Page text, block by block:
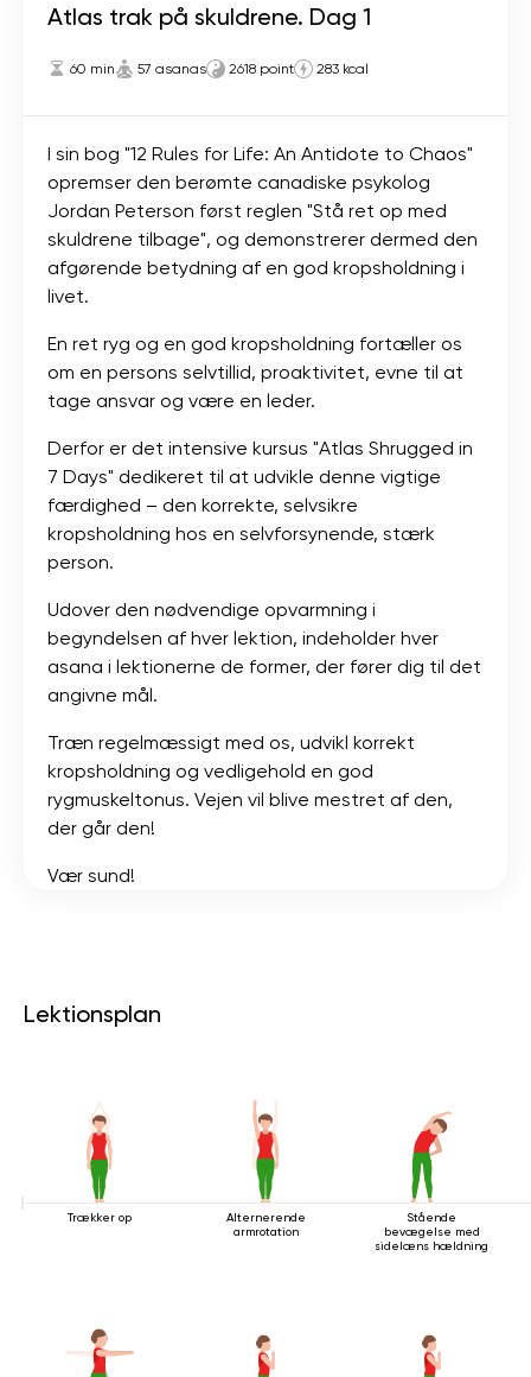
Atlas trak på skuldrene. Dag 1
60 min 57 asanas 2618 point 283 kcal
I sin bog "12 Rules for Life: An Antidote to Chaos"
opremser den berømte canadiske psykolog
Jordan Peterson først reglen "Stå ret op med
skuldrene tilbage", og demonstrerer dermed den
afgørende betydning af en god kropsholdning i
livet.
En ret ryg og en god kropsholdning fortæller os
om en persons selvtillid, proaktivitet, evne til at
tage ansvar og være en leder.
Derfor er det intensive kursus "Atlas Shrugged in
7 Days" dedikeret til at udvikle denne vigtige
færdighed – den korrekte, selvsikre
kropsholdning hos en selvforsynende, stærk
person.
Udover den nødvendige opvarmning i
begyndelsen af ​​hver lektion, indeholder hver
asana i lektionerne de former, der fører dig til det
angivne mål.
Træn regelmæssigt med os, udvikl korrekt
kropsholdning og vedligehold en god
rygmuskeltonus. Vejen vil blive mestret af den,
der går den!
Vær sund!
Lektionsplan
Trækker op
Alternerende
armrotation
Stående
bevægelse med
sidelæns hældning